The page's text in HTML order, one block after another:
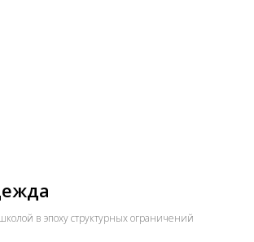
в эпоху структурных ограничений